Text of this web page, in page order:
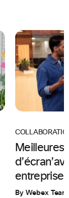
Meilleures
entreprises
By Webex Team